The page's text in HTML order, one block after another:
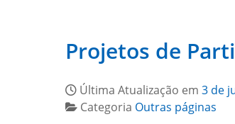
Projetos de
Última Atualização em 3 de
Categoria Outras páginas